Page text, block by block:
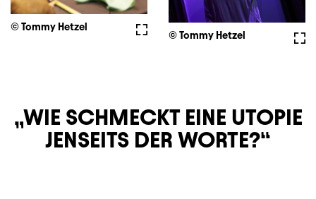
Vollbild
© Tommy Hetzel
© Tommy Hetzel
WIE SCHMECKT EINE UTOPIE
JENSEITS DER WORTE?